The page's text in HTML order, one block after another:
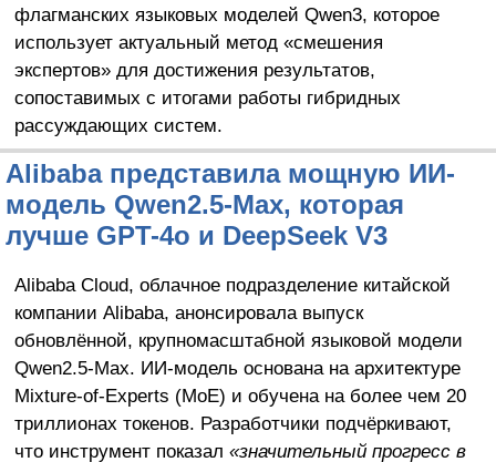
флагманских языковых моделей Qwen3, которое
использует актуальный метод «смешения
экспертов» для достижения результатов,
сопоставимых с итогами работы гибридных
рассуждающих систем.
Alibaba представила мощную ИИ-
модель Qwen2.5-Max, которая
лучше GPT-4o и DeepSeek V3
Alibaba Cloud, облачное подразделение китайской
компании Alibaba, анонсировала выпуск
обновлённой, крупномасштабной языковой модели
Qwen2.5-Max. ИИ-модель основана на архитектуре
Mixture-of-Experts (MoE) и обучена на более чем 20
триллионах токенов. Разработчики подчёркивают,
что инструмент показал «значительный прогресс в